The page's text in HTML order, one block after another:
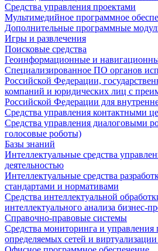
Средства управления проектами
Мультимедийное программное
Дополнительные программные
Игры и развлечения
Поисковые средства
Геоинформационные и
Специализированное ПО органов
Российской Федерации,
компаний и юридических лиц с
Российской Федерации для
Средства управления контактными
Средства управления диалоговыми
голосовые роботы)
Базы знаний
Интеллектуальные средства
деятельностью
Интеллектуальные средства
стандартами и нормативами
Средства интеллектуальной
интеллектуального анализа бизнес-
Справочно-правовые системы
Средства мониторинга и управления
определяемых сетей и